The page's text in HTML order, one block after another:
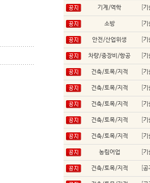
기계/역학 기
소방 기
안전/산업위생 기
차량/중장비/항공 기
건축/토목/지적 기
건축/토목/지적 기
건축/토목/지적 기
건축/토목/지적 기
건축/토목/지적 기
농림어업 기
건축/토목/지적 공